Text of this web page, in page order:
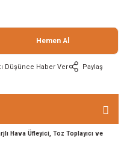
Hemen Al
Düşünce Haber Ver Paylaş
Hava Üfleyici, Toz Toplayıcı ve